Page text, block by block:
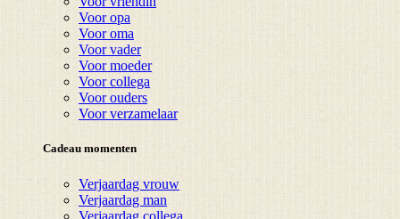
Voor opa
Voor oma
Voor vader
Voor moeder
Voor collega
Voor ouders
Voor verzamelaar
Cadeau momenten
Verjaardag vrouw
Verjaardag man
Verjaardag collega